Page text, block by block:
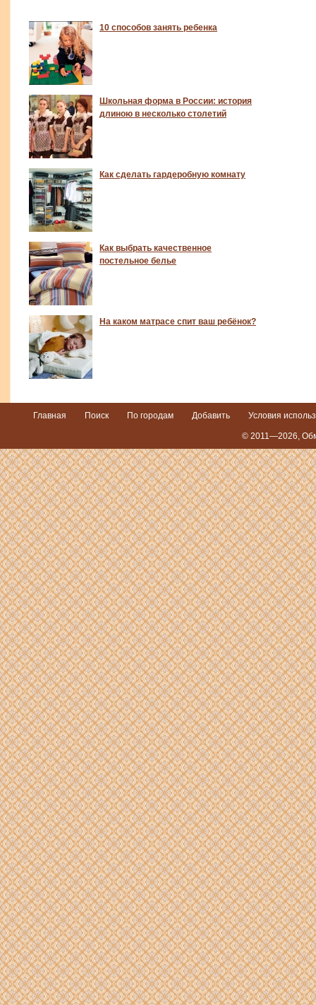
10 способов занять ребенка
Школьная форма в России: история
длиною в несколько столетий
Как сделать гардеробную комнату
Как выбрать качественное
постельное белье
На каком матрасе спит ваш ребёнок?
Главная Поиск По городам Добавить Условия
© 2011—2026,